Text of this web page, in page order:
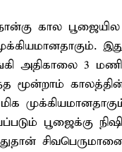
நான்கு கால
அதிகாலை 3
மூன்றாம்
பூஜைக்கு